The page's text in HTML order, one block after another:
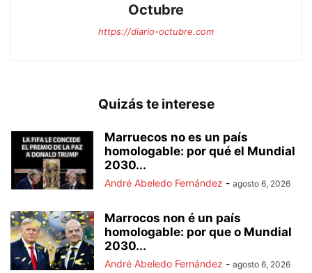
Octubre
https://diario-octubre.com
Quizás te interese
Marruecos no es un país
homologable: por qué el Mundial
2030...
André Abeledo Fernández - agosto 6, 2026
Marrocos non é un país
homologable: por que o Mundial
2030...
André Abeledo Fernández - agosto 6, 2026